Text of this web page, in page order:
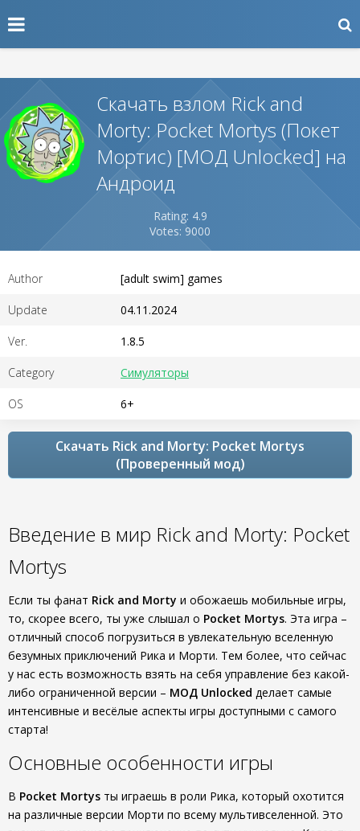
Скачать взлом Rick and
Morty: Pocket Mortys (Покет
Мортис) [МОД Unlocked] на
Андроид
Rating: 4.9
Votes: 9000
Author [adult swim] games
Update 04.11.2024
Ver. 1.8.5
Category Симуляторы
OS 6+
Скачать Rick and Morty: Pocket Mortys
(Проверенный мод)
Введение в мир Rick and Morty: Pocket
Mortys
Если ты фанат Rick and Morty и обожаешь мобильные игры,
то, скорее всего, ты уже слышал о Pocket Mortys. Эта игра –
отличный способ погрузиться в увлекательную вселенную
безумных приключений Рика и Морти. Тем более, что сейчас
у нас есть возможность взять на себя управление без какой-
либо ограниченной версии – МОД Unlocked делает самые
интенсивные и весёлые аспекты игры доступными с самого
старта!
Основные особенности игры
В Pocket Mortys ты играешь в роли Рика, который охотится
на различные версии Морти по всему мультивселенной. Это